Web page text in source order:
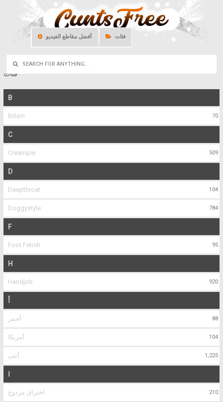
أفضل مقاطع الفيديو فئات
فئات
B
Bdsm 70
C
Creampie 509
D
Deepthroat 104
Doggystyle 784
F
Foot Fetish 95
H
Handjob 920
أحمر 88
أمريكا 104
أنثى 1,225
اختراق مزدوج 210